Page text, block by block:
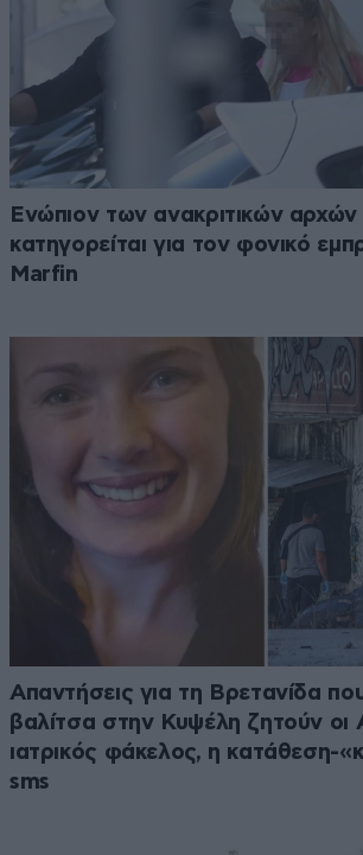
Ενώπιον των ανακριτικών
κατηγορείται για τον φονικό
Marfin
Απαντήσεις για τη Βρετανίδα
βαλίτσα στην Κυψέλη ζητούν
ιατρικός φάκελος, η κατάθεση-
sms